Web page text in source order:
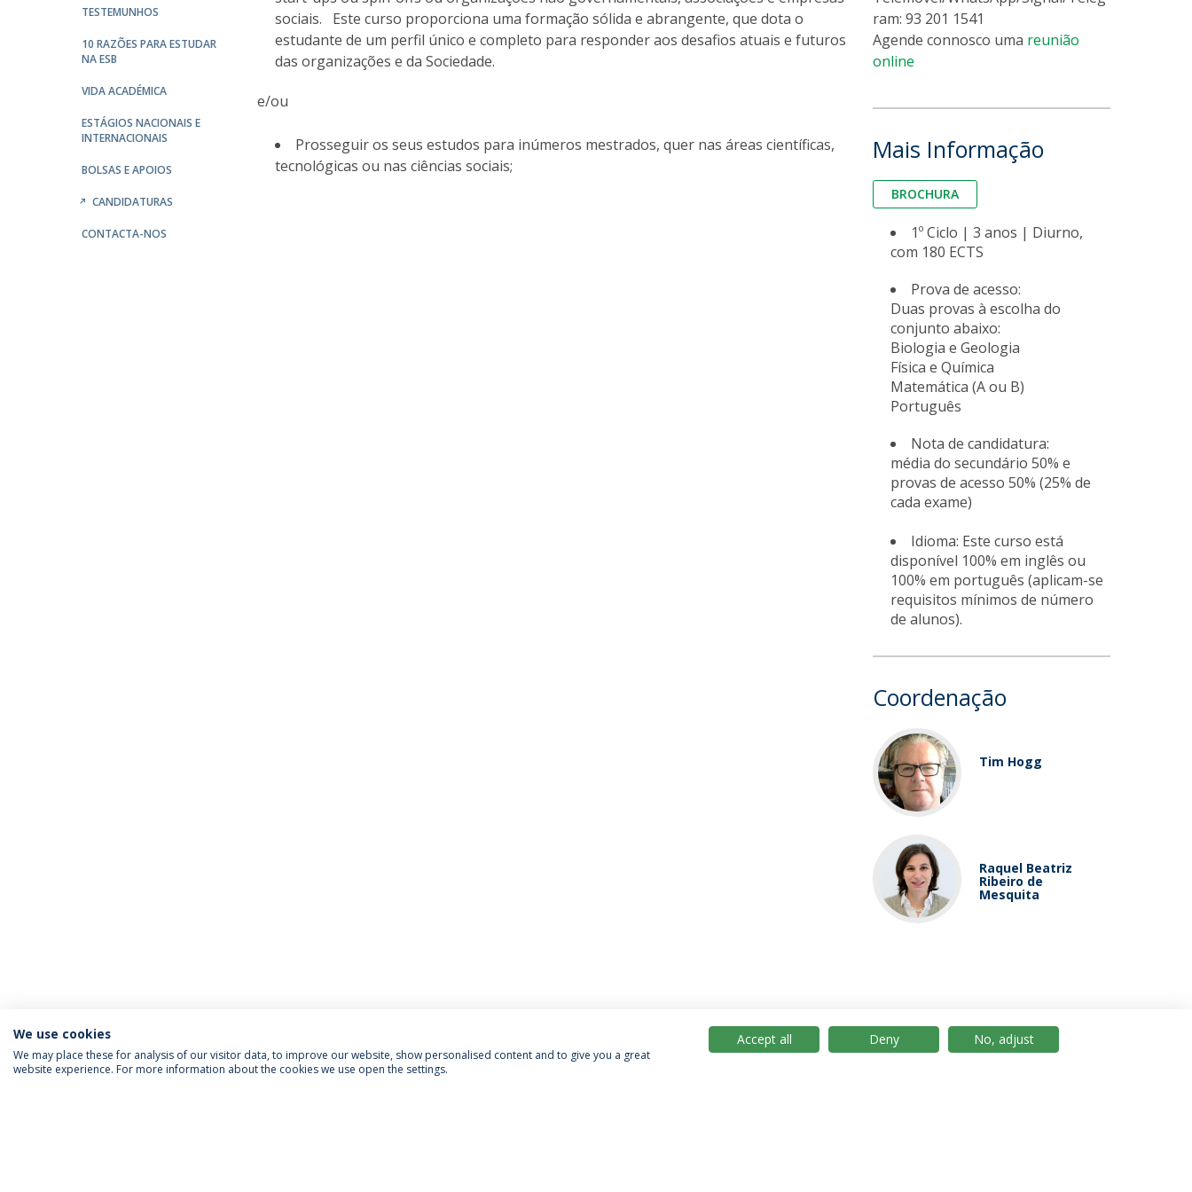
Doutoramentos
Parcerias Estratégicas
Iniciativas Nacionais
O que dizem sobre a ESB
Clube de Inovação e Conhecimento
Dia Internacional do Microrganismo
Teen Academy
Bio & Tec: Cientista por um dia
Laboratório Nacional de Referência para Materiais &
Embalagens
TESTEMUNHOS
10 RAZÕES PARA ESTUDAR
NA ESB
VIDA ACADÉMICA
ESTÁGIOS NACIONAIS E
INTERNACIONAIS
BOLSAS E APOIOS
CANDIDATURAS
CONTACTA-NOS
sociais. Este curso proporciona uma formação sólida e abrangente, que dota o
estudante de um perfil único e completo para responder aos desafios atuais e futuros
das organizações e da Sociedade.
e/ou
Prosseguir os seus estudos para inúmeros mestrados, quer nas áreas científicas,
tecnológicas ou nas ciências sociais;
ram: 93 201 1541
Agende connosco uma reunião
online
Mais Informação
BROCHURA
1º Ciclo | 3 anos | Diurno,
com 180 ECTS
Prova de acesso:
Duas provas à escolha do
conjunto abaixo:
Biologia e Geologia
Física e Química
Matemática (A ou B)
Português
Nota de candidatura:
média do secundário 50% e
provas de acesso 50% (25% de
cada exame)
Idioma: Este curso está
disponível 100% em inglês ou
100% em português (aplicam-se
requisitos mínimos de número
de alunos).
Coordenação
Tim Hogg
Raquel Beatriz
Ribeiro de
Mesquita
We use cookies
We may place these for analysis of our visitor data, to improve our website, show personalised content and to give you a great
website experience. For more information about the cookies we use open the settings.
Accept all Deny No, adjust